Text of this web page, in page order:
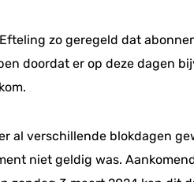
zo geregeld dat
doordat er op deze dagen
al verschillende blokdagen
niet geldig was.